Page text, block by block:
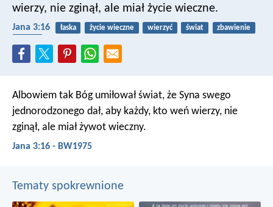
wierzy, nie zginął, ale miał życie wieczne.
Jana 3:16 łaska życie wieczne wierzyć świat
zbawienie
Albowiem tak Bóg umiłował świat, że Syna swego
jednorodzonego dał, aby każdy, kto weń wierzy, nie
zginął, ale miał żywot wieczny.
Jana 3:16 - BW1975
Tematy spokrewnione